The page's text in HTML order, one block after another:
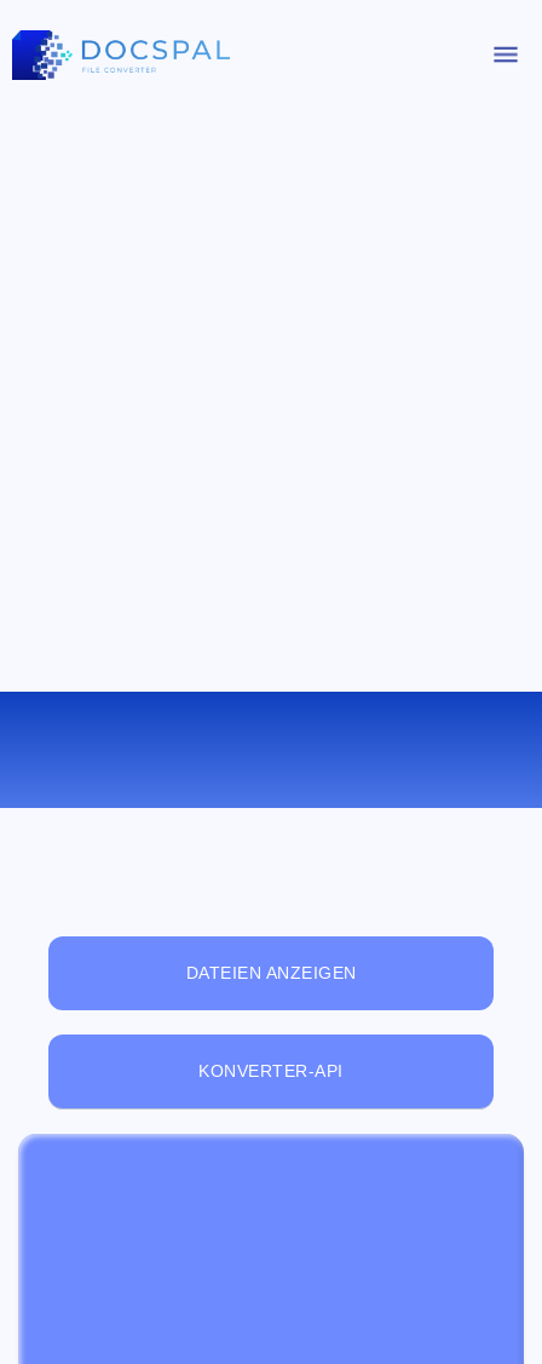
DATEIEN ANZEIGEN
KONVERTER-API